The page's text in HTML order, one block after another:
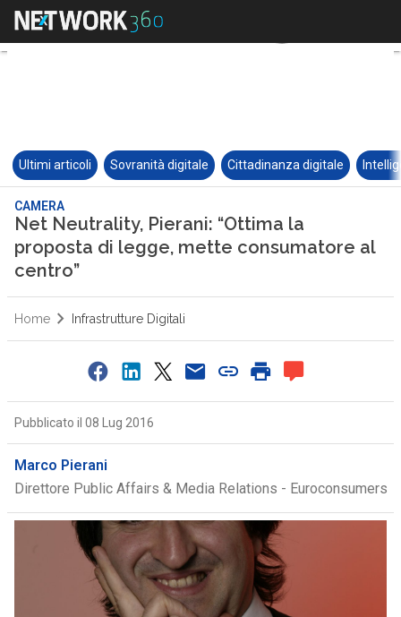
Ultimi articoli Sovranità digitale Cittadinanza digitale
CAMERA
Net Neutrality, Pierani: “Ottima la
proposta di legge, mette consumatore al
centro”
Home Infrastrutture Digitali
Pubblicato il 08 Lug 2016
Marco Pierani
Direttore Public Affairs & Media Relations - Euroconsumers